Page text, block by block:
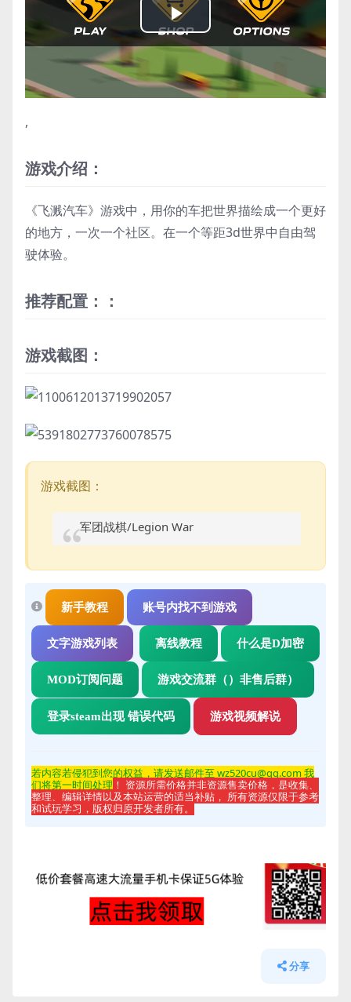
Play
Video
,
游戏介绍：
《飞溅汽车》游戏中，用你的车把世界描绘成一个更好
的地方，一次一个社区。在一个等距3d世界中自由驾
驶体验。
推荐配置：：
游戏截图：
游戏截图：
军团战棋/Legion War
新手教程 账号内找不到游戏
文字游戏列表 离线教程 什么是D加密
MOD订阅问题 游戏交流群（）非售后群）
登录steam出现 错误代码 游戏视频解说
若内容若侵犯到您的权益，请发送邮件至 wz520cu@qq.com 我
们将第一时间处理 ！ 资源所需价格并非资源售卖价格，是收集、
整理、编辑详情以及本站运营的适当补贴， 所有资源仅限于参考
和试玩学习，版权归原开发者所有。
分享